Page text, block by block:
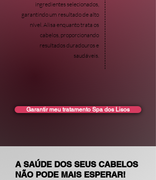
ingredientes selecionados,
garantindo um resultado de alto
nível. Alisa enquanto trata os
cabelos, proporcionando
resultados duradouros e
saudáveis.
Garantir meu tratamento Spa dos Lisos
A SAÚDE DOS SEUS CABELOS
NÃO PODE MAIS ESPERAR!